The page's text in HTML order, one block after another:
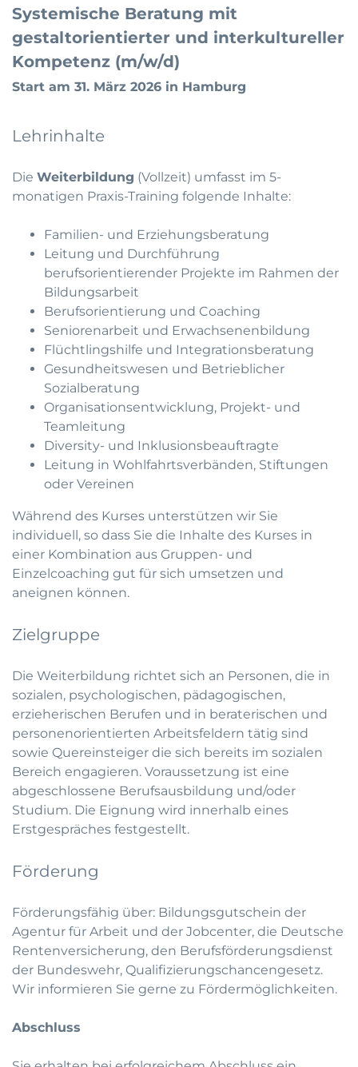
Systemische Beratung mit
gestaltorientierter und interkultureller
Kompetenz (m/w/d)
Start am 31. März 2026 in Hamburg
Lehrinhalte
Die Weiterbildung (Vollzeit) umfasst im 5-
monatigen Praxis-Training folgende Inhalte:
Familien- und Erziehungsberatung
Leitung und Durchführung
berufsorientierender Projekte im Rahmen der
Bildungsarbeit
Berufsorientierung und Coaching
Seniorenarbeit und Erwachsenenbildung
Flüchtlingshilfe und Integrationsberatung
Gesundheitswesen und Betrieblicher
Sozialberatung
Organisationsentwicklung, Projekt- und
Teamleitung
Diversity- und Inklusionsbeauftragte
Leitung in Wohlfahrtsverbänden, Stiftungen
oder Vereinen
Während des Kurses unterstützen wir Sie
individuell, so dass Sie die Inhalte des Kurses in
einer Kombination aus Gruppen- und
Einzelcoaching gut für sich umsetzen und
aneignen können.
Zielgruppe
Die Weiterbildung richtet sich an Personen, die in
sozialen, psychologischen, pädagogischen,
erzieherischen Berufen und in beraterischen und
personenorientierten Arbeitsfeldern tätig sind
sowie Quereinsteiger die sich bereits im sozialen
Bereich engagieren. Voraussetzung ist eine
abgeschlossene Berufsausbildung und/oder
Studium. Die Eignung wird innerhalb eines
Erstgespräches festgestellt.
Förderung
Förderungsfähig über: Bildungsgutschein der
Agentur für Arbeit und der Jobcenter, die Deutsche
Rentenversicherung, den Berufsförderungsdienst
der Bundeswehr, Qualifizierungschancengesetz.
Wir informieren Sie gerne zu Fördermöglichkeiten.
Abschluss